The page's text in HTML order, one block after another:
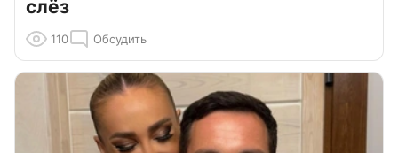
слёз
110 Обсудить